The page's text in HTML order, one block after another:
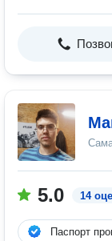
5.0 14
Паспорт